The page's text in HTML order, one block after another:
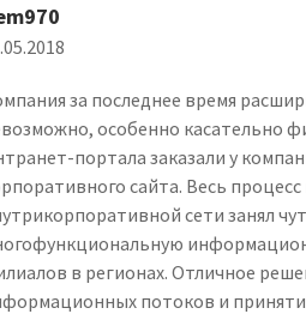
за последнее время
особенно касательно
портала заказали у
сайта. Весь
сети занял
в регионах. Отличное
потоков и